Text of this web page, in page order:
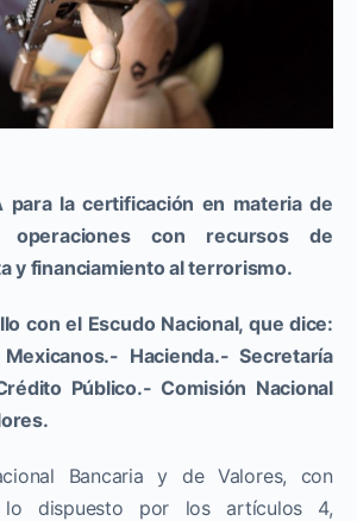
para la certificación en materia de
operaciones con recursos de
y financiamiento al terrorismo.
con el Escudo Nacional, que dice:
Hacienda.- Secretaría
Público.- Comisión Nacional
Bancaria y de Valores, con
lo dispuesto por los artículos 4,